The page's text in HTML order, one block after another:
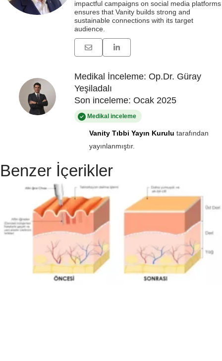
impactful campaigns on social media platforms
ensures that Vanity builds strong and
sustainable connections with its target
audience.
Medikal İnceleme: Op.Dr. Güray
Yeşiladalı
Son inceleme: Ocak 2025
Medikal inceleme
Vanity Tıbbi Yayın Kurulu tarafından
yayınlanmıştır.
Benzer İçerikler